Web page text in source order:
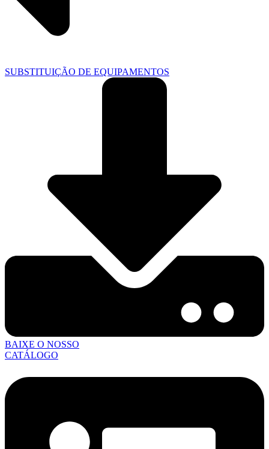
SUBSTITUIÇÃO DE EQUIPAMENTOS
BAIXE O NOSSO
CATÁLOGO